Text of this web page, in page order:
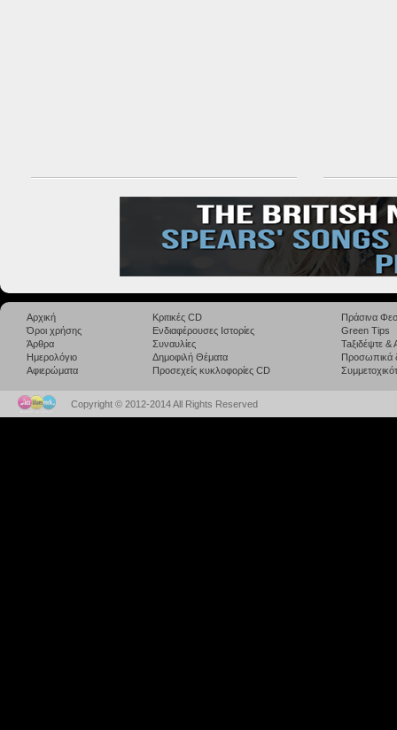
Αρχική
Όροι χρήσης
Άρθρα
Ημερολόγιο
Αφιερώματα
Κριτικές CD
Ενδιαφέρουσες Ιστορίες
Συναυλίες
Δημοφιλή Θέματα
Προσεχείς κυκλοφορίες CD
Πράσινα
Green Tips
Taξιδέψτε
Προσωπικά
Copyright © 2012-2014 All Rights Reserved